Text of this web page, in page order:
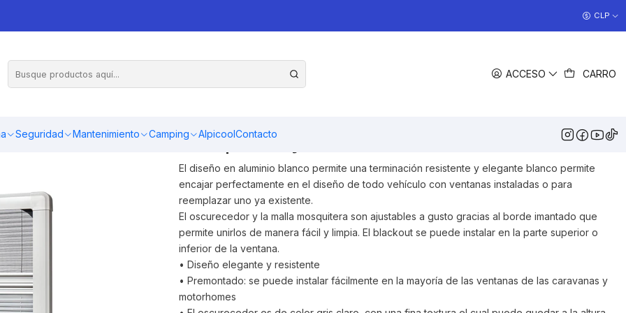
ACCESO CARRO
Seguridad Mantenimiento Camping AlpicoolContacto
CLP
para ventana con sistema de malla
mosquitera y blackout deslizables
El diseño en aluminio blanco permite una terminación resistente y elegante blanco permite
encajar perfectamente en el diseño de todo vehículo con ventanas instaladas o para
reemplazar uno ya existente.
El oscurecedor y la malla mosquitera son ajustables a gusto gracias al borde imantado que
permite unirlos de manera fácil y limpia. El blackout se puede instalar en la parte superior o
inferior de la ventana.
• Diseño elegante y resistente
• Premontado: se puede instalar fácilmente en la mayoría de las ventanas de las caravanas y
motorhomes